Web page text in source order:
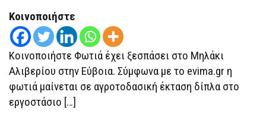
Κοινοποιήστε
Κοινοποιήστε Φωτιά έχει ξεσπάσει στο Μηλάκι
Αλιβερίου στην Εύβοια. Σύμφωνα με το evima.gr η
φωτιά μαίνεται σε αγροτοδασική έκταση δίπλα στο
εργοστάσιο […]